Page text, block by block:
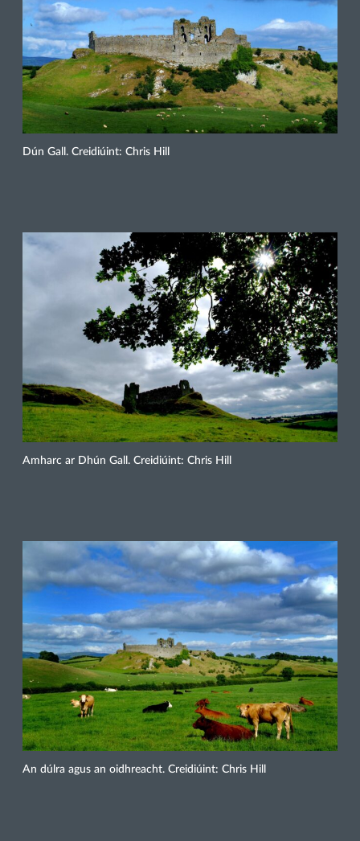
Dún Gall. Creidiúint: Chris Hill
Amharc ar Dhún Gall. Creidiúint: Chris Hill
An dúlra agus an oidhreacht. Creidiúint: Chris Hill